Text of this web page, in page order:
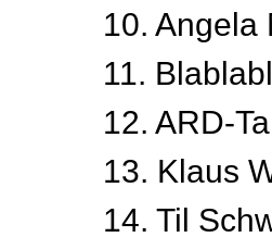
10. Angela
11.
12. ARD-
13. Klaus
14. Til